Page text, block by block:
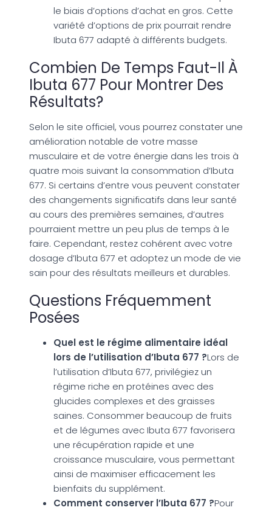
le biais d’options d’achat en gros. Cette
variété d’options de prix pourrait rendre
Ibuta 677 adapté à différents budgets.
Combien De Temps Faut-Il À
Ibuta 677 Pour Montrer Des
Résultats?
Selon le site officiel, vous pourrez constater une
amélioration notable de votre masse
musculaire et de votre énergie dans les trois à
quatre mois suivant la consommation d’Ibuta
677. Si certains d’entre vous peuvent constater
des changements significatifs dans leur santé
au cours des premières semaines, d’autres
pourraient mettre un peu plus de temps à le
faire. Cependant, restez cohérent avec votre
dosage d’Ibuta 677 et adoptez un mode de vie
sain pour des résultats meilleurs et durables.
Questions Fréquemment
Posées
Quel est le régime alimentaire idéal
lors de l’utilisation d’Ibuta 677 ?Lors de
l’utilisation d’Ibuta 677, privilégiez un
régime riche en protéines avec des
glucides complexes et des graisses
saines. Consommer beaucoup de fruits
et de légumes avec Ibuta 677 favorisera
une récupération rapide et une
croissance musculaire, vous permettant
ainsi de maximiser efficacement les
bienfaits du supplément.
Comment conserver l’Ibuta 677 ?Pour